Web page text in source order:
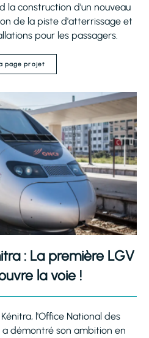
la construction d'un nouveau
de la piste d'atterrissage et
pour les passagers.
page projet
: La première LGV
la voie !
l'Office National des
a démontré son ambition en